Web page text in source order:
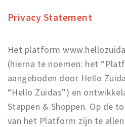
Hotels
Shops
Live
Work
Privacy Statement
Het platform
(hierna te noemen: het
aangeboden door Hello
“Hello Zuidas”) en
Stappen & Shoppen. Op de
van het Platform zijn te